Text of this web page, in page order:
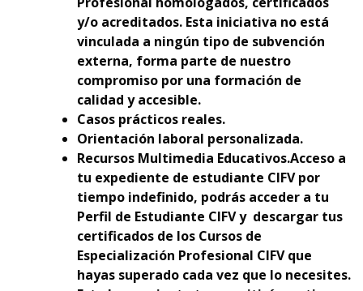
y/o acreditados. Esta iniciativa no está
vinculada a ningún tipo de subvención
externa, forma parte de nuestro
compromiso por una formación de
calidad y accesible.
Casos prácticos reales.
Orientación laboral personalizada.
Recursos Multimedia Educativos.Acceso a
tu expediente de estudiante CIFV por
tiempo indefinido, podrás acceder a tu
Perfil de Estudiante CIFV y descargar tus
certificados de los Cursos de
Especialización Profesional CIFV que
hayas superado cada vez que lo necesites.